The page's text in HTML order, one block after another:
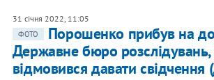
31 січня 2022, 11:05
ФОТО
Порошенко прибув на
Державне бюро розслідувань,
відмовився давати